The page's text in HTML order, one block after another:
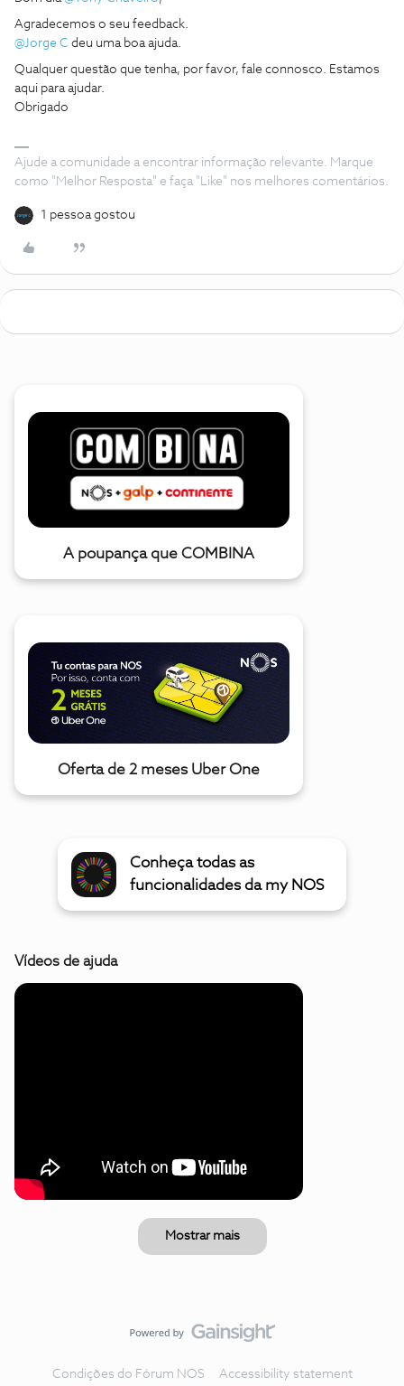
Agradecemos o seu feedback.
@Jorge C deu uma boa ajuda.
Qualquer questão que tenha, por favor, fale connosco. Estamos
aqui para ajudar.
Obrigado
Ajude a comunidade a encontrar informação relevante. Marque
como "Melhor Resposta" e faça "Like" nos melhores comentários.
1 pessoa gostou
A poupança que COMBINA
Oferta de 2 meses Uber One
Conheça todas as
funcionalidades da my NOS
Vídeos de ajuda
Mostrar mais
Condições do Fórum NOS Accessibility statement